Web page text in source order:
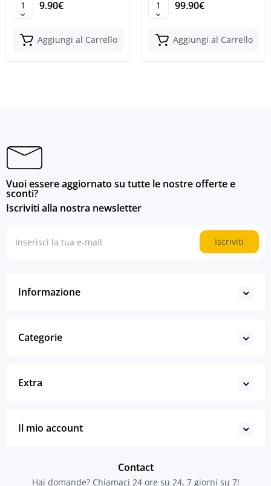
9.90€
Aggiungi al Carrello
99.90€
Aggiungi al Carrello
Vuoi essere aggiornato su tutte le nostre offerte e
sconti?
Iscriviti alla nostra newsletter
Iscriviti
Informazione
Categorie
Extra
Il mio account
Contact
Hai domande? Chiamaci 24 ore su 24, 7 giorni su 7!